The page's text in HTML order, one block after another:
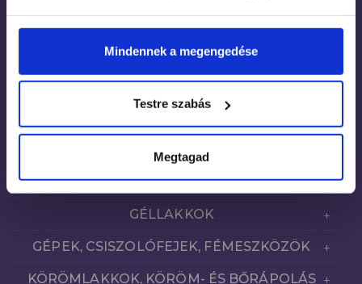
Mindennek a megengedése
Testre szabás
Megtagad
FERTŐTLENÍTŐ, ELŐKÉSZÍTŐ ÉS FIXÁLÓ
ZSELÉK
PORCELÁNOK
GÉLLAKKOK
GÉPEK, CSISZOLÓFEJEK, FÉMESZKÖZÖK
KÖRÖMLAKKOK, KÖRÖM- ÉS BŐRÁPOLÁS